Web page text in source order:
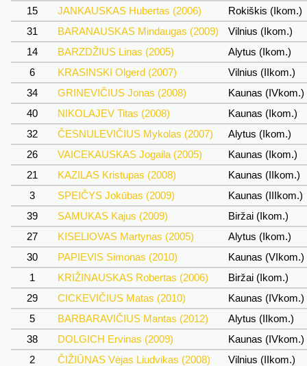
15
JANKAUSKAS Hubertas (2006)
Rokiškis (Ikom.)
31
BARANAUSKAS Mindaugas (2009)
Vilnius (Ikom.)
14
BARZDŽIUS Linas (2005)
Alytus (Ikom.)
6
KRASINSKI Olgerd (2007)
Vilnius (IIkom.)
34
GRINEVIČIUS Jonas (2008)
Kaunas (IVkom.)
40
NIKOLAJEV Titas (2008)
Kaunas (Ikom.)
32
ČESNULEVIČIUS Mykolas (2007)
Alytus (Ikom.)
26
VAICEKAUSKAS Jogaila (2005)
Kaunas (Ikom.)
21
KAZILAS Kristupas (2008)
Kaunas (IIkom.)
3
SPEIČYS Jokūbas (2009)
Kaunas (IIIkom.)
39
SAMUKAS Kajus (2009)
Biržai (Ikom.)
27
KISELIOVAS Martynas (2005)
Alytus (Ikom.)
30
PAPIEVIS Simonas (2010)
Kaunas (VIkom.)
1
KRIŽINAUSKAS Robertas (2006)
Biržai (Ikom.)
29
CICKEVIČIUS Matas (2010)
Kaunas (IVkom.)
5
BARBARAVIČIUS Mantas (2012)
Alytus (IIkom.)
38
DOLGICH Ervinas (2009)
Kaunas (IVkom.)
2
ČIŽIŪNAS Vėjas Liudvikas (2008)
Vilnius (IIkom.)